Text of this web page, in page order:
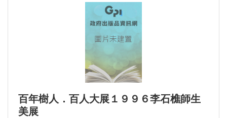
百年樹人．百人大展１９９６李石樵師生
美展